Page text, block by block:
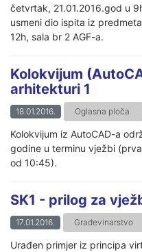
četvrtak, 21.01.2016.god u
usmeni dio ispita iz
12h, sala br 2 AGF-a.
Kolokvijum
arhitekturi 1
18.01.2016. Oglasna ploča
Kolokvijum iz AutoCAD-a
godine u terminu vježbi
od 10:45).
SK1 - prilog za
17.01.2016. Građevinarstvo
Urađen primjer iz principa